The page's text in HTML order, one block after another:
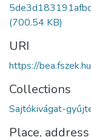
(700.54 KB)
URI
https://
Collections
Sajtókivágat-
Place, address